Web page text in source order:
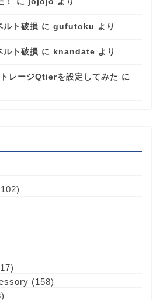
ト破損 に gufutoku より
ト破損 に knandate より
レージQtierを設定してみた に
(158)